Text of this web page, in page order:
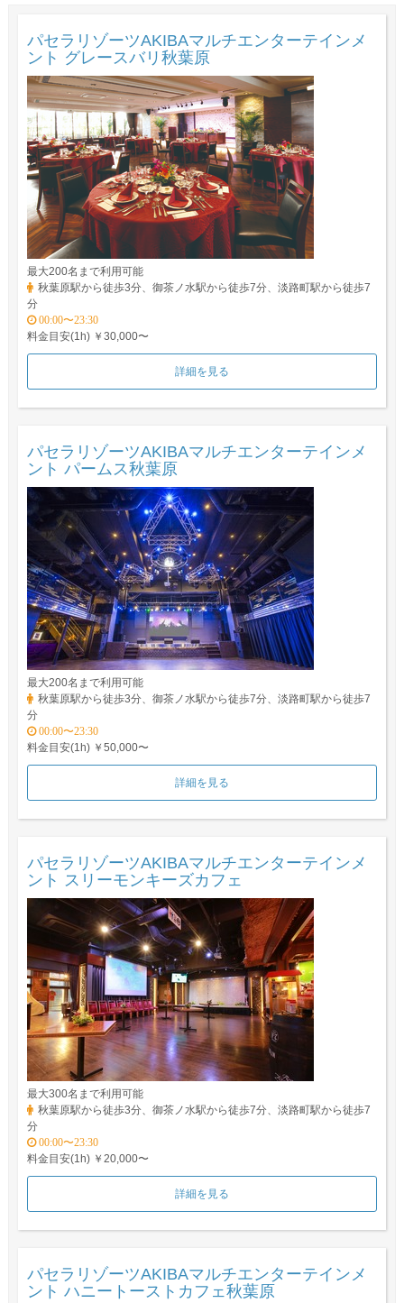
パセラリゾーツAKIBAマルチエンターテインメ
ント グレースバリ秋葉原
最大200名まで利用可能
秋葉原駅から徒歩3分、御茶ノ水駅から徒歩7分、淡路町駅から徒歩7
分
00:00〜23:30
料金目安(1h) ￥30,000〜
詳細を見る
パセラリゾーツAKIBAマルチエンターテインメ
ント パームス秋葉原
最大200名まで利用可能
秋葉原駅から徒歩3分、御茶ノ水駅から徒歩7分、淡路町駅から徒歩7
分
00:00〜23:30
料金目安(1h) ￥50,000〜
詳細を見る
パセラリゾーツAKIBAマルチエンターテインメ
ント スリーモンキーズカフェ
最大300名まで利用可能
秋葉原駅から徒歩3分、御茶ノ水駅から徒歩7分、淡路町駅から徒歩7
分
00:00〜23:30
料金目安(1h) ￥20,000〜
詳細を見る
パセラリゾーツAKIBAマルチエンターテインメ
ント ハニートーストカフェ秋葉原